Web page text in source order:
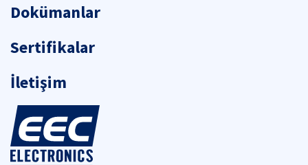
Dokümanlar
Sertifikalar
İletişim